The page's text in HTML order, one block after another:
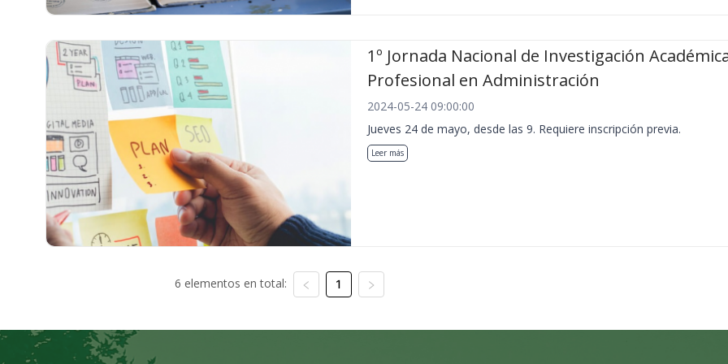
1º Jornada Nacional de Investigación
Profesional en Administración
2024-05-24 09:00:00
Jueves 24 de mayo, desde las 9. Requiere inscripción previa.
Leer más
6 elementos en total: 1